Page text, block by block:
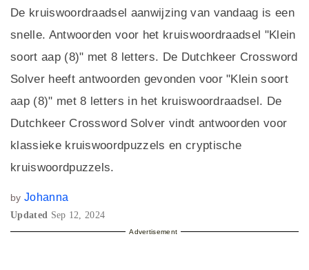
De kruiswoordraadsel aanwijzing van vandaag is een
snelle. Antwoorden voor het kruiswoordraadsel "Klein
soort aap (8)" met 8 letters. De Dutchkeer Crossword
Solver heeft antwoorden gevonden voor "Klein soort
aap (8)" met 8 letters in het kruiswoordraadsel. De
Dutchkeer Crossword Solver vindt antwoorden voor
klassieke kruiswoordpuzzels en cryptische
kruiswoordpuzzels.
by Johanna
Updated Sep 12, 2024
Advertisement